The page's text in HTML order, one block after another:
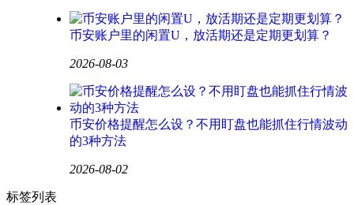
币安账户里的闲置U，放活期还是定期更划算？
2026-08-03
币安价格提醒怎么设？不用盯盘也能抓住行情波动
的3种方法
2026-08-02
标签列表